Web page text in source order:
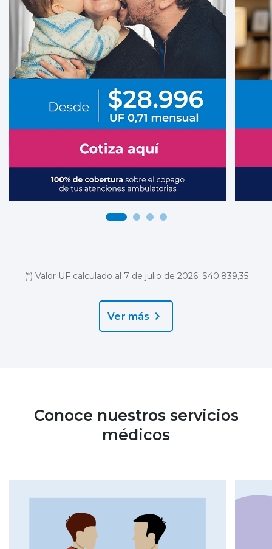
(*) Valor UF calculado al 7 de julio de 2026: $40.839,35
Ver más
Conoce nuestros servicios
médicos